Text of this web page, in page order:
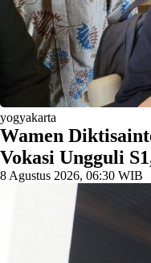
yogyakarta
Wamen
Vokasi Ungguli
8 Agustus 2026, 06:30 WIB